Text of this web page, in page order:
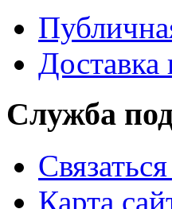
Доставка
Служба
Карта